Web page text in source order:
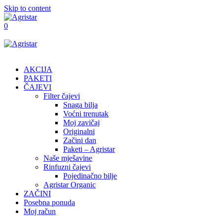
Skip to content
0
AKCIJA
PAKETI
ČAJEVI
Filter čajevi
Snaga bilja
Voćni trenutak
Moj zavičaj
Originalni
Začini dan
Paketi – Agristar
Naše mješavine
Rinfuzni čajevi
Pojedinačno bilje
Agristar Organic
ZAČINI
Posebna ponuda
Moj račun